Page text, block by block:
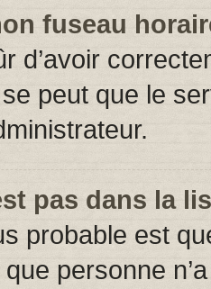
fuseau
d’avoir
se peut que le
pas dans la
probable est
personne